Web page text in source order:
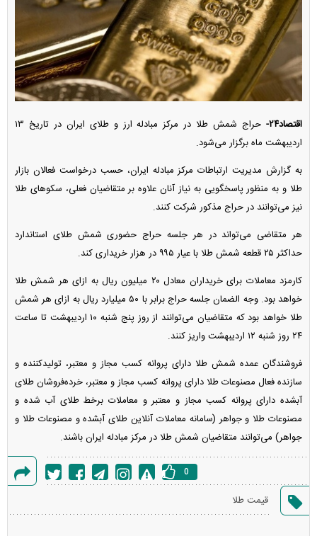
اقتصاد۲۴-
حراج شمش طلا در مرکز مبادله ارز و طلای ایران در تاریخ ۱۳
اردیبهشت ماه برگزار می‌شود.
به گزارش مدیریت ارتباطات مرکز مبادله ایران، حسب درخواست فعالان بازار
طلا و به منظور پاسخگویی به نیاز آنان علاوه بر متقاضیان فعلی، سکو‌های طلا
نیز می‌توانند در حراج مذکور شرکت کنند.
هر متقاضی می‌تواند در هر جلسه حراج حضوری شمش طلای استاندارد
حداکثر ۲۵ قطعه شمش طلا با عیار ۹۹۵ در هزار خریداری کند.
کارمزد معاملات برای خریداران معادل ۲۰ میلیون ریال به ازای هر شمش طلا
خواهد بود. وجه الضمان جلسه حراج برابر با ۵۰ میلیارد ریال به ازای هر شمش
طلا خواهد بود که متقاضیان می‌توانند از روز پنج شنبه ۱۰ اردیبهشت تا ساعت
۲۴ روز شنبه ۱۲ اردیبهشت واریز کنند.
فروشندگان عمده شمش طلا دارای پروانه کسب مجاز و معتبر، تولیدکننده و
سازنده فعال مصنوعات طلا دارای پروانه کسب مجاز و معتبر، خرده‌فروشان طلای
آب‍شده دارای پروانه کسب مجاز و معتبر و معاملات برخط طلای آب شده و
مصنوعات طلا و جواهر (سامانه معاملات آنلاین طلای آبشده و مصنوعات طلا و
جواهر) می‌توانند متقاضیان شمش طلا در مرکز مبادله ایران باشند.
خطا
0
قیمت طلا